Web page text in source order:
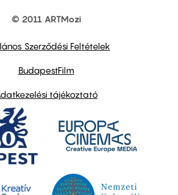
© 2011 ARTMozi
Szerződési Feltételek
BudapestFilm
tájékoztató